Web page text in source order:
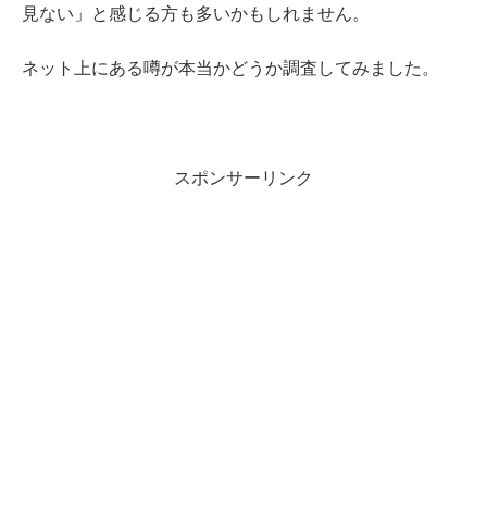
見ない」と感じる方も多いかもしれません。
ネット上にある噂が本当かどうか調査してみました。
スポンサーリンク